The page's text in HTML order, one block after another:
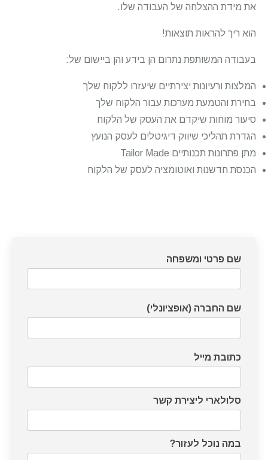
את מידת ההצלחה של העבודה שלו.
הוא ריך להראות תוצאות!
בעבודה המשותפת נתרום הן בידע והן ביישום של:
המלצות ורעיונות יצירתיים שיעזרו ללקוח שלך
בחירת והטמעת מערכות עבור הלקוח שלך
סיעור מוחות שיקדם את העסק של הלקוח
הגדרת תהליכי שיווק דיגיטלים לעסק הנועץ
מתן פתרונות תכנותיים Tailor Made
הכנסת חדשנות ואוטומציה לעסק של הלקוח
דף
צרו
קשר
שם פרטי ומשפחה
שם החברה (אופציונלי)
כתובת מייל
סלולארי ליצירת קשר
במה נוכל לעזור?